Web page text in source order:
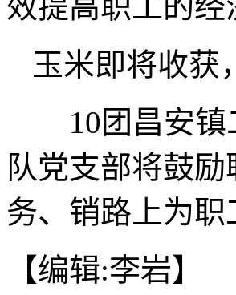
效提高职工的经
玉米即将收获
10团昌安镇
队党支部将鼓
务、销路上为
【编辑:李岩】